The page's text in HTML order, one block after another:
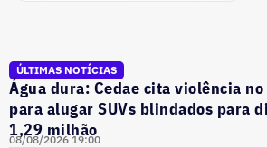
ÚLTIMAS NOTÍCIAS
Água dura: Cedae cita violência
para alugar SUVs blindados para
1,29 milhão
08/08/2026 19:00